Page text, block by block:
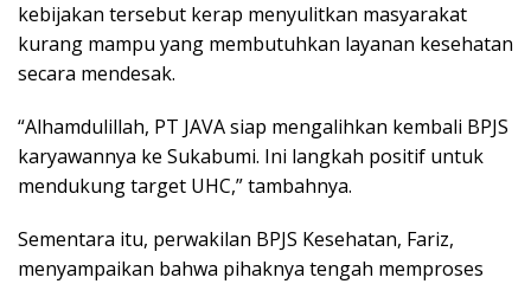
kebijakan tersebut kerap menyulitkan masyarakat
kurang mampu yang membutuhkan layanan kesehatan
secara mendesak.
“Alhamdulillah, PT JAVA siap mengalihkan kembali BPJS
karyawannya ke Sukabumi. Ini langkah positif untuk
mendukung target UHC,” tambahnya.
Sementara itu, perwakilan BPJS Kesehatan, Fariz,
menyampaikan bahwa pihaknya tengah memproses